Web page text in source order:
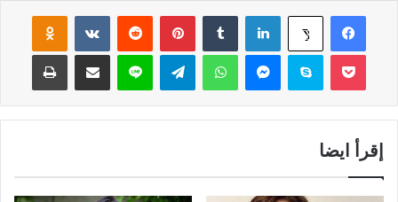
فيسبوك ‫X لينكدإن بينتيريست
سكايب واتساب لاين
إقرأ ايضا